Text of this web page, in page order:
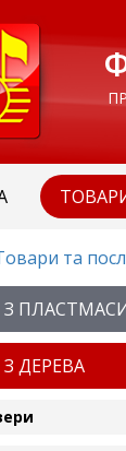
та
ДЕРЕВА